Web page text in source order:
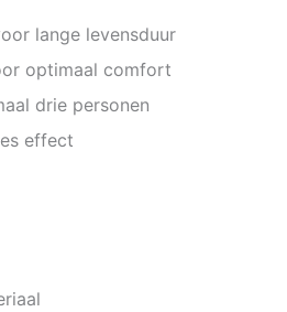
lange levensduur
optimaal comfort
drie personen
effect